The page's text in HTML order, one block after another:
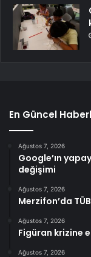
En Güncel
Ağustos 7, 2026
Google’ın
değişimi
Ağustos 7, 2026
Merzifon’da
Ağustos 7, 2026
Figüran krizine
Ağustos 7, 2026